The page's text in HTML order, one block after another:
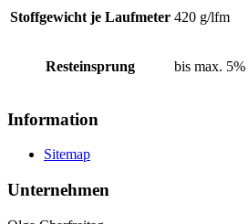
Stoffgewicht je Laufmeter 420 g/lfm
Resteinsprung bis max. 5%
Information
Sitemap
Unternehmen